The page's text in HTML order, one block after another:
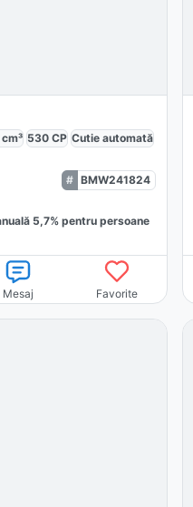
cm³ 530 CP Cutieautomată
BMW241824
5,7% pentru persoane
Mesaj Favorite